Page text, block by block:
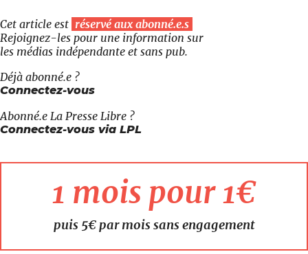
Cet article est réservé aux abonné.e.s
Rejoignez-les pour une information sur
les médias indépendante et sans pub.
Déjà abonné.e ?
Connectez-vous
Abonné.e La Presse Libre ?
Connectez-vous via LPL
1 mois pour 1€
puis 5€ par mois sans engagement